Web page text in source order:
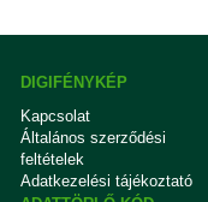
DIGIFÉNYKÉP
Kapcsolat
Általános szerződési
feltételek
Adatkezelési tájékoztató